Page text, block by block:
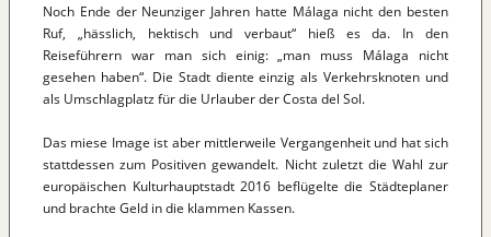
Noch Ende der Neunziger Jahren hatte Málaga nicht den besten
Ruf, „hässlich, hektisch und verbaut“ hieß es da. In den
Reiseführern war man sich einig: „man muss Málaga nicht
gesehen haben“. Die Stadt diente einzig als Verkehrsknoten und
als Umschlagplatz für die Urlauber der Costa del Sol.
Das miese Image ist aber mittlerweile Vergangenheit und hat sich
stattdessen zum Positiven gewandelt. Nicht zuletzt die Wahl zur
europäischen Kulturhauptstadt 2016 beflügelte die Städteplaner
und brachte Geld in die klammen Kassen.